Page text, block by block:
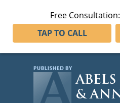
Free Consultation:
TAP TO CALL